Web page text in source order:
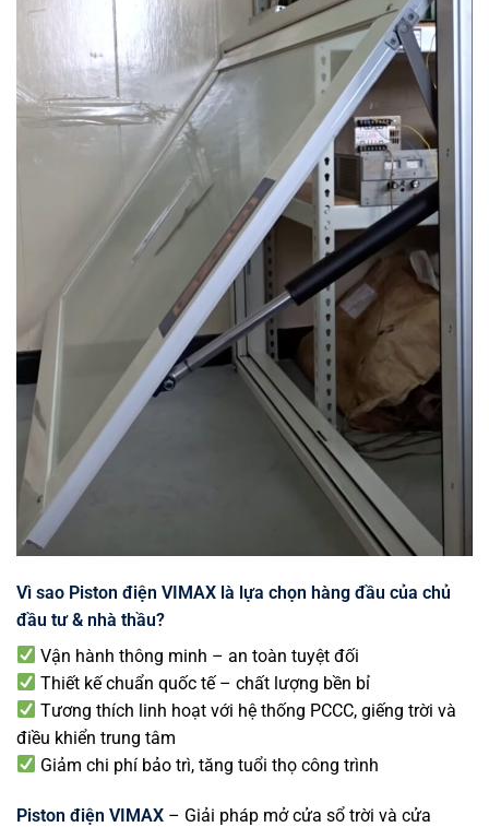
Vì sao Piston điện VIMAX là lựa chọn hàng đầu của chủ
đầu tư & nhà thầu?
Vận hành thông minh – an toàn tuyệt đối
Thiết kế chuẩn quốc tế – chất lượng bền bỉ
Tương thích linh hoạt với hệ thống PCCC, giếng trời và
điều khiển trung tâm
Giảm chi phí bảo trì, tăng tuổi thọ công trình
Piston điện VIMAX – Giải pháp mở cửa sổ trời và cửa